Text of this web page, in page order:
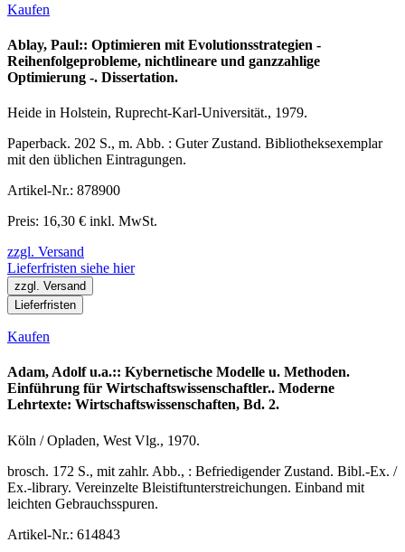
Kaufen
Ablay, Paul:: Optimieren mit Evolutionsstrategien -
Reihenfolgeprobleme, nichtlineare und ganzzahlige
Optimierung -. Dissertation.
Heide in Holstein, Ruprecht-Karl-Universität., 1979.
Paperback. 202 S., m. Abb. : Guter Zustand. Bibliotheksexemplar
mit den üblichen Eintragungen.
Artikel-Nr.: 878900
Preis: 16,30 € inkl. MwSt.
zzgl. Versand
Lieferfristen siehe hier
zzgl. Versand
Lieferfristen
Kaufen
Adam, Adolf u.a.:: Kybernetische Modelle u. Methoden.
Einführung für Wirtschaftswissenschaftler.. Moderne
Lehrtexte: Wirtschaftswissenschaften, Bd. 2.
Köln / Opladen, West Vlg., 1970.
brosch. 172 S., mit zahlr. Abb., : Befriedigender Zustand. Bibl.-Ex. /
Ex.-library. Vereinzelte Bleistiftunterstreichungen. Einband mit
leichten Gebrauchsspuren.
Artikel-Nr.: 614843